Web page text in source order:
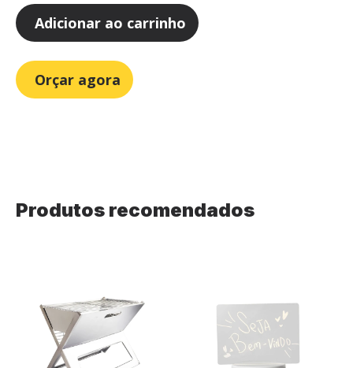
Adicionar ao carrinho
Orçar agora
Produtos recomendados